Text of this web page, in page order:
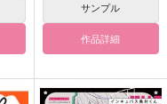
サンプル
作品詳細